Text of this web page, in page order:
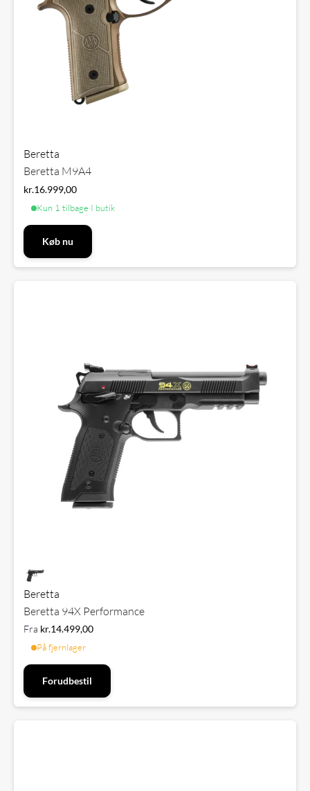
Beretta
Beretta M9A4
kr.16.999,00
Kun 1 tilbage·I butik
Køb nu
Beretta
Beretta 94X Performance
Fra kr.14.499,00
På fjernlager
Forudbestil